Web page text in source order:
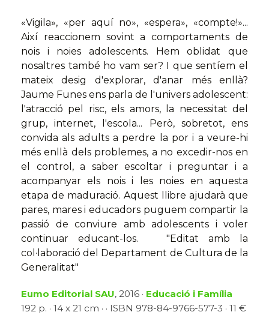
«Vigila», «per aquí no», «espera», «compte!»...
Així reaccionem sovint a comportaments de
nois i noies adolescents. Hem oblidat que
nosaltres també ho vam ser? I que sentíem el
mateix desig d'explorar, d'anar més enllà?
Jaume Funes ens parla de l'univers adolescent:
l'atracció pel risc, els amors, la necessitat del
grup, internet, l'escola... Però, sobretot, ens
convida als adults a perdre la por i a veure-hi
més enllà dels problemes, a no excedir-nos en
el control, a saber escoltar i preguntar i a
acompanyar els nois i les noies en aquesta
etapa de maduració. Aquest llibre ajudarà que
pares, mares i educadors puguem compartir la
passió de conviure amb adolescents i voler
continuar educant-los. "Editat amb la
col·laboració del Departament de Cultura de la
Generalitat"
Eumo Editorial SAU, 2016 · Educació i Família
192 p. · 14 x 21 cm · · ISBN 978-84-9766-577-3 · 11 €